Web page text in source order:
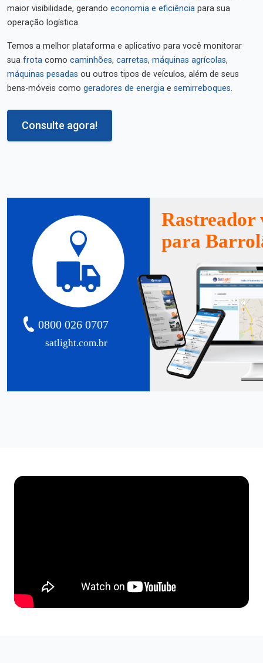
maior visibilidade, gerando economia e eficiência para sua
operação logística.
Temos a melhor plataforma e aplicativo para você monitorar
sua frota como caminhões, carretas, máquinas agrícolas,
máquinas pesadas ou outros tipos de veículos, além de seus
bens-móveis como geradores de energia e semirreboques.
Consulte agora!
satlight.com.br
0800 026 0707
Rastreador
para